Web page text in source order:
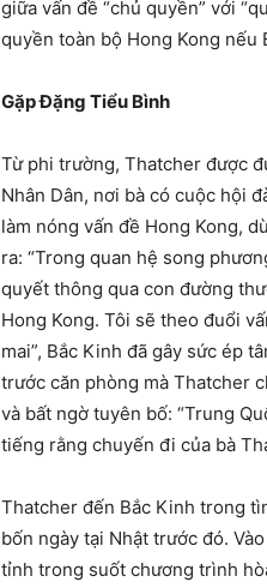
giữa vấn đề “chủ quyền” với
quyền toàn bộ Hong Kong nếu
Gặp Đặng Tiểu Bình
Từ phi trường, Thatcher được
Nhân Dân, nơi bà có cuộc hội
làm nóng vấn đề Hong Kong,
ra: “Trong quan hệ song
quyết thông qua con đường
Hong Kong. Tôi sẽ theo đuổi
mai”, Bắc Kinh đã gây sức ép
trước căn phòng mà Thatcher
và bất ngờ tuyên bố: “Trung
tiếng rằng chuyến đi của bà
Thatcher đến Bắc Kinh trong
bốn ngày tại Nhật trước đó.
tỉnh trong suốt chương trình